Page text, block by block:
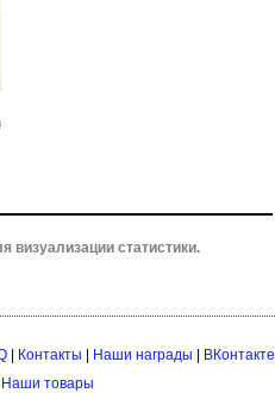
визуализации статистики.
| Контакты Наши награды
ВКонтакте
Наши товары